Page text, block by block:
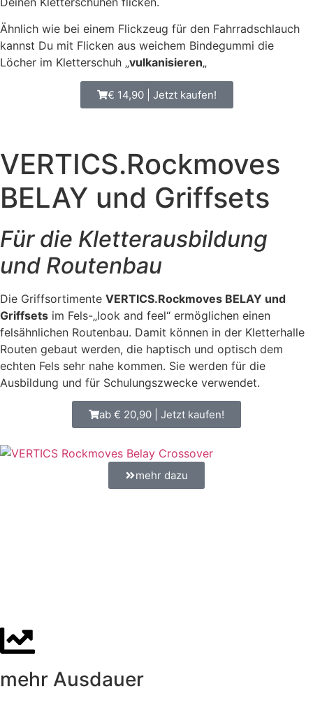
Ähnlich wie bei einem Flickzeug für den Fahrradschlauch
kannst Du mit Flicken aus weichem Bindegummi die
Löcher im Kletterschuh „vulkanisieren„
€ 14,90 | Jetzt kaufen!
VERTICS.Rockmoves
BELAY und Griffsets
Für die Kletterausbildung
und Routenbau
Die Griffsortimente VERTICS.Rockmoves BELAY und
Griffsets im Fels-„look and feel“ ermöglichen einen
felsähnlichen Routenbau. Damit können in der Kletterhalle
Routen gebaut werden, die haptisch und optisch dem
echten Fels sehr nahe kommen. Sie werden für die
Ausbildung und für Schulungszwecke verwendet.
ab € 20,90 | Jetzt kaufen!
mehr dazu
mehr Ausdauer